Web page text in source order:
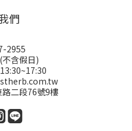
們
2955
含假日)
二段76號9樓